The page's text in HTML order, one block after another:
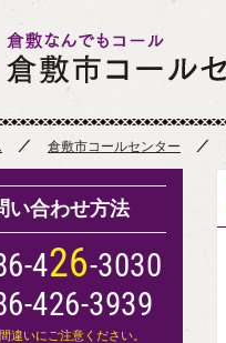
倉敷市コールセンター
い合わせ方法
6-426-3030
426-3939
違いにご注意ください。